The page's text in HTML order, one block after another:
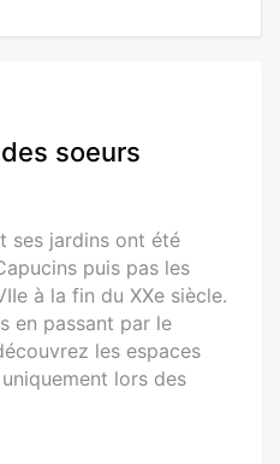
soeurs
ses jardins ont été
puis pas les
à la fin du XXe siècle.
en passant par le
les espaces
lors des